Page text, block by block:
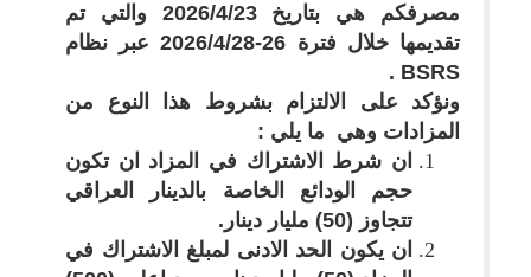
مصرفكم هي بتاريخ23
/
4
/2026 والتي تم
تقديمها خلال فترة 26
-
28
/
4/2026 عبر نظام
BSRS
.
ونؤكد على الالتزام بشروط هذا النوع من
المزادات وهي ما يلي :
ان شرط الاشتراك في المزاد ان تكون
حجم الودائع الخاصة بالدينار العراقي
تتجاوز (50) مليار دينار.
ان يكون الحد الادنى لمبلغ الاشتراك في